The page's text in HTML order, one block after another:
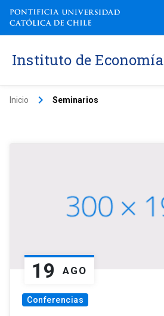
Instituto de Economía
Inicio keyboard_arrow_right Seminarios
19 AGO
Conferencias